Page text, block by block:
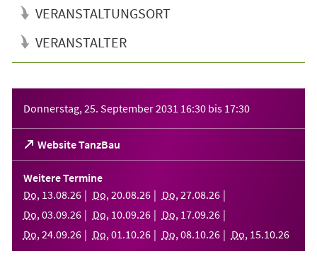
VERANSTALTUNGSORT
VERANSTALTER
Donnerstag, 25. September 2031 16:30 bis 17:30
Website TanzBau
(Öffnet
in
einem
neuen
Tab)
Weitere Termine
Do, 13.08.26 Do, 20.08.26 Do, 27.08.26
Do, 03.09.26 Do, 10.09.26 Do, 17.09.26
Do, 24.09.26 Do, 01 .10.26 Do, 08.10.26 Do, 15.10.26